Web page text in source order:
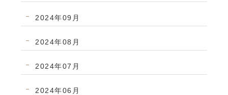
2024年09月
2024年08月
2024年07月
2024年06月